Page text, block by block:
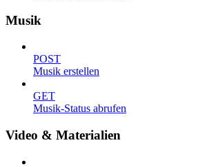
Musik
POST
Musik erstellen
GET
Musik-Status abrufen
Video & Materialien